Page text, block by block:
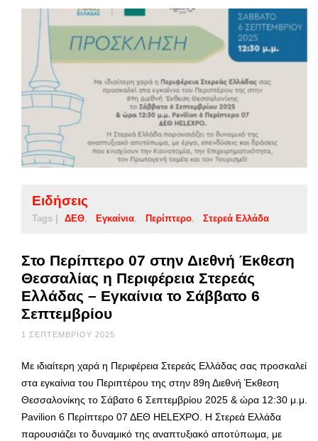
Ειδήσεις
Tags | ΔΕΘ Εγκαίνια Περίπτερο Στερεά Ελλάδα
Στο Περίπτερο 07 στην Διεθνή Έκθεση
Θεσσαλίας η Περιφέρεια Στερεάς
Ελλάδας – Εγκαίνια το Σάββατο 6
Σεπτεμβρίου
1 ΣΕΠΤΕΜΒΡΊΟΥ 2025
Με ιδιαίτερη χαρά η Περιφέρεια Στερεάς Ελλάδας σας προσκαλεί
στα εγκαίνια του Περιπτέρου της στην 89η Διεθνή Έκθεση
Θεσσαλονίκης το Σάβατο 6 Σεπτεμβρίου 2025 & ώρα 12:30 μ.μ.
Pavilion 6 Περίπτερο 07 ΔΕΘ HELEXPO. Η Στερεά Ελλάδα
παρουσιάζει το δυναμικό της αναπτυξιακό αποτύπωμα, με